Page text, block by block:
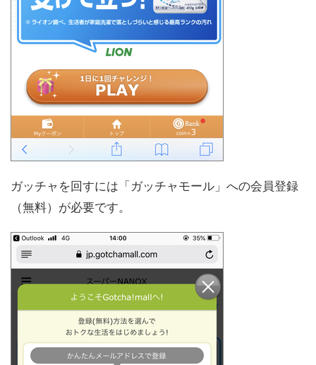
ガッチャを回すには「ガッチャモール」への会員登録
（無料）が必要です。